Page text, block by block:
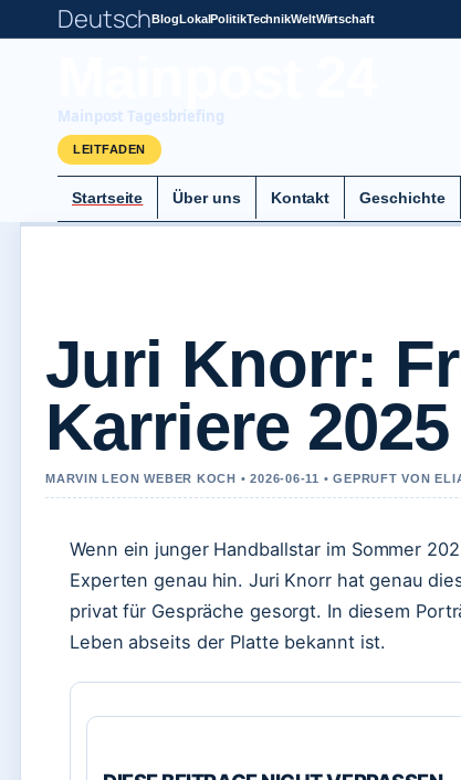
DeutschBlogLokalPolitikTechnikWeltWirtschaft
Mainpost Tagesbriefing
LEITFADEN
Startseite Über uns Kontakt Geschichte
Juri Knorr:
Karriere 2025
MARVIN LEON WEBER KOCH • 2026-06-11 • GEPRUFT VON
Wenn ein junger Handballstar im Sommer
Experten genau hin. Juri Knorr hat genau
privat für Gespräche gesorgt. In diesem
Leben abseits der Platte bekannt ist.